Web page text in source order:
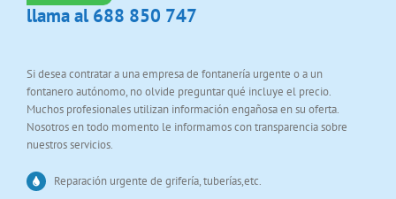
llama al 688 850 747
Si desea contratar a una empresa de fontanería urgente o a un
fontanero autónomo, no olvide preguntar qué incluye el precio.
Muchos profesionales utilizan información engañosa en su oferta.
Nosotros en todo momento le informamos con transparencia sobre
nuestros servicios.
Reparación urgente de grifería, tuberías,etc.